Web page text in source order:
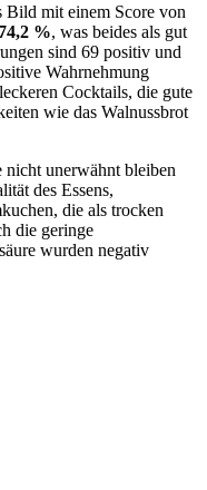
Bild mit einem Score von
74,2 %, was beides als gut
sind 69 positiv und
Wahrnehmung
Cocktails, die gute
wie das Walnussbrot
unerwähnt bleiben
des Essens,
die als trocken
die geringe
wurden negativ